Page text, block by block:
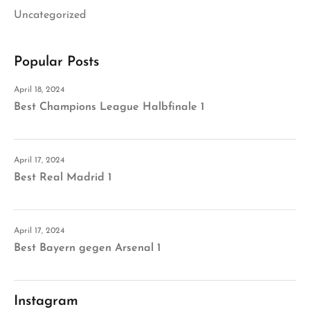
Uncategorized
Popular Posts
April 18, 2024
Best Champions League Halbfinale 1
April 17, 2024
Best Real Madrid 1
April 17, 2024
Best Bayern gegen Arsenal 1
Instagram